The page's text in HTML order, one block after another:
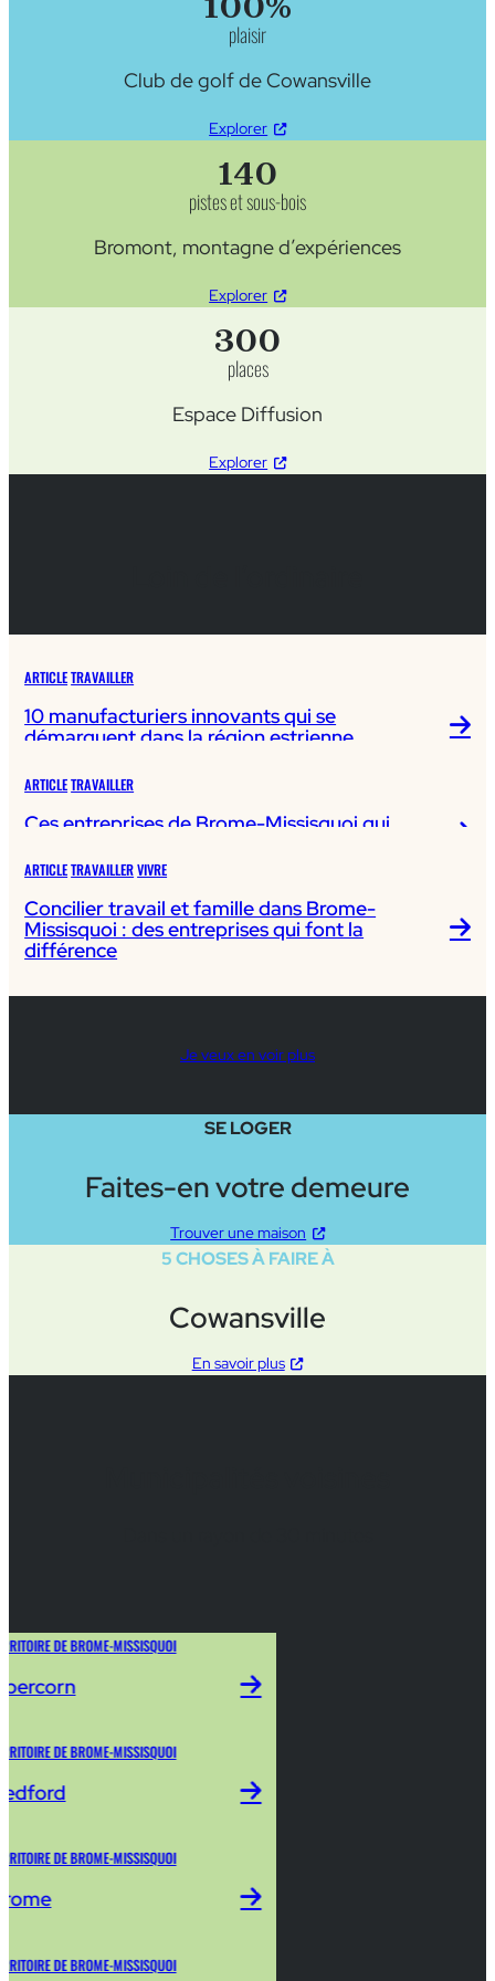
plaisir
Club de golf de Cowansville
Explorer
140
pistes et sous-bois
Bromont, montagne d’expériences
Explorer
300
places
Espace Diffusion
Explorer
ARTICLETRAVAILLER
10 manufacturiers innovants qui se
démarquent dans la région estrienne
ARTICLETRAVAILLER
Ces entreprises de Brome-Missisquoi qui
ARTICLETRAVAILLERVIVRE
Concilier travail et famille dans Brome-
Missisquoi : des entreprises qui font la
différence
Je veux en voir plus
SE LOGER
Faites-en votre demeure
Trouver une maison
5 CHOSES À FAIRE À
Cowansville
En savoir plus
DE BROME-MISSISQUOI
DE BROME-MISSISQUOI
DE BROME-MISSISQUOI
DE BROME-MISSISQUOI